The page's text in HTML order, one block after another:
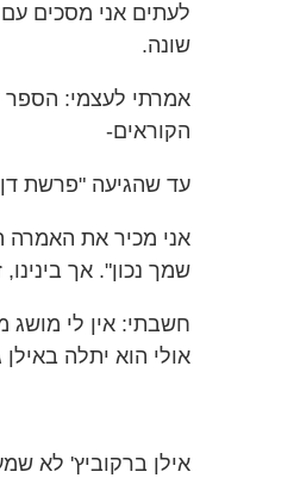
לעתים אני מסכים עם
שונה.
אמרתי לעצמי: הספר
הקוראים-
עד שהגיעה "פרשת דן
אני מכיר את האמרה
שמך נכון". אך
חשבתי: אין לי מושג
אולי הוא יתלה באילן
אילן ברקוביץ' לא